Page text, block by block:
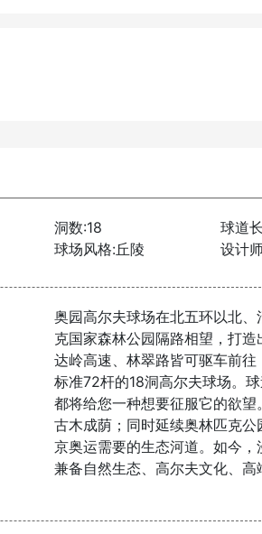
洞数:18 球道
球场风格:丘陵
设计
奥园高尔夫球场在北五环以北
克国家森林公园隔路相望，打
达岭高速、林翠路皆可驱车前往
标准72杆的18洞高尔夫球场。
都将给您一种想要征服它的欲
古木成荫；同时延续奥林匹克
京奥运需要的生态河道。如今
兼备自然生态、高尔夫文化、高